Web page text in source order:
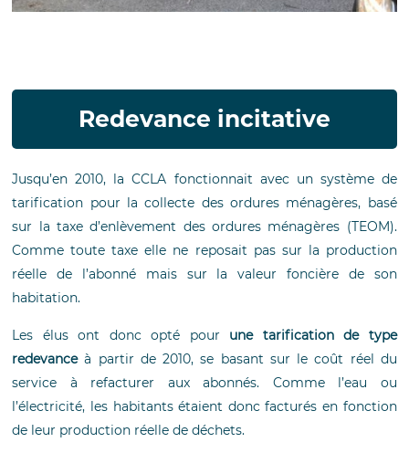
Redevance incitative
Jusqu’en 2010, la CCLA fonctionnait avec un système de
tarification pour la collecte des ordures ménagères, basé
sur la taxe d’enlèvement des ordures ménagères (TEOM).
Comme toute taxe elle ne reposait pas sur la production
réelle de l’abonné mais sur la valeur foncière de son
habitation.
Les élus ont donc opté pour une tarification de type
redevanceà partir de 2010, se basant sur le coût réel du
service à refacturer aux abonnés. Comme l’eau ou
l’électricité, les habitants étaient donc facturés en fonction
de leur production réelle de déchets.